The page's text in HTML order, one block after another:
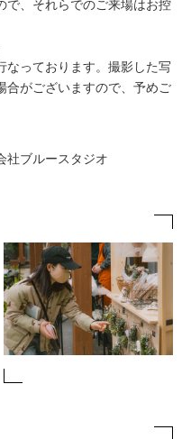
、それらでのご来場はお控
っております。撮影した写
合がございますので、予めご
社ブルースタジオ